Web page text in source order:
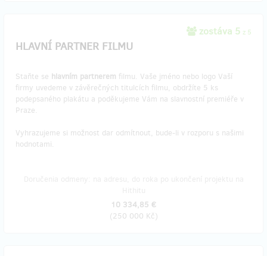
zostáva 5 z 5
HLAVNÍ PARTNER FILMU
Staňte se hlavním partnerem filmu. Vaše jméno nebo logo Vaší
firmy uvedeme v závěrečných titulcích filmu, obdržíte 5 ks
podepsaného plakátu a poděkujeme Vám na slavnostní premiéře v
Praze.
Vyhrazujeme si možnost dar odmítnout, bude-li v rozporu s našimi
hodnotami.
10 334,85 €
(250 000 Kč)